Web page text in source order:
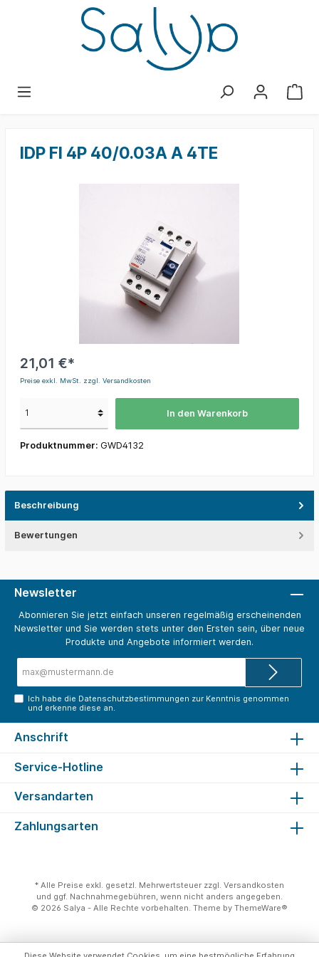
IDP FI 4P 40/0.03A A 4TE
21,01 €*
Preise exkl. MwSt. zzgl. Versandkosten
In den Warenkorb
Produktnummer: GWD4132
Beschreibung
Bewertungen
Newsletter
Abonnieren Sie jetzt einfach unseren regelmäßig erscheinenden
Newsletter und Sie werden stets unter den Ersten sein, über neue
Produkte und Angebote informiert werden.
Adresse*
Ich habe die Datenschutzbestimmungen zur Kenntnis genommen
und erkenne diese an.
Anschrift
Service-Hotline
Versandarten
Zahlungsarten
* Alle Preise exkl. gesetzl. Mehrwertsteuer zzgl. Versandkosten
und ggf. Nachnahmegebühren, wenn nicht anders angegeben.
© 2026 Salya - Alle Rechte vorbehalten. Theme by ThemeWare®